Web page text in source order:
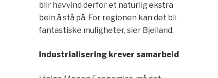
blir havvind derfor et naturlig ekstra
bein å stå på. For regionen kan det bli
fantastiske muligheter, sier Bjelland.
Industrialisering krever samarbeid